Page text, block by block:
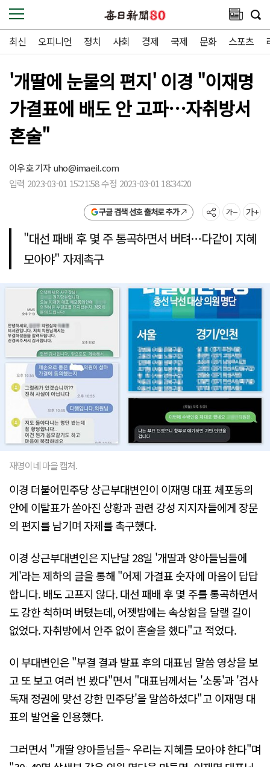
최신 오피니언 정치 사회 경제 국제 문화 스포츠
'개딸에 눈물의 편지' 이경 "이재명
가결표에 배도 안 고파…자취방서
혼술"
이우호 기자uho@imaeil.com
입력 2023-03-01 15:21:58 수정 2023-03-01 18:34:20
구글 검색 선호 출처로 추가
"대선 패배 후 몇 주 통곡하면서 버텨…다같이 지혜
모아야" 자제촉구
재명이네 마을 캡처.
이경 더불어민주당 상근부대변인이 이재명 대표 체포동의
안에 이탈표가 쏟아진 상황과 관련 강성 지지자들에게 장문
의 편지를 남기며 자제를 촉구했다.
이경 상근부대변인은 지난달 28일 '개딸과 양아들님들에
게'라는 제하의 글을 통해 "어제 가결표 숫자에 마음이 답답
합니다. 배도 고프지 않다. 대선 패배 후 몇 주를 통곡하면서
도 강한 척하며 버텼는데, 어젯밤에는 속상함을 달랠 길이
없었다. 자취방에서 안주 없이 혼술을 했다"고 적었다.
이 부대변인은 "부결 결과 발표 후의 대표님 말씀 영상을 보
고 또 보고 여러 번 봤다"면서 "대표님께서는 '소통'과 '검사
독재 정권에 맞선 강한 민주당'을 말씀하셨다"고 이재명 대
표의 발언을 인용했다.
그러면서 "개딸 양아들님들~ 우리는 지혜를 모아야 한다"며